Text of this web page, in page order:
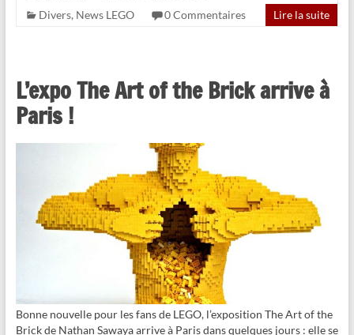
Divers, News LEGO 0 Commentaires Lire la suite
L’expo The Art of the Brick arrive à
Paris !
Bonne nouvelle pour les fans de LEGO, l’exposition The Art of the
Brick de Nathan Sawaya arrive à Paris dans quelques jours : elle se